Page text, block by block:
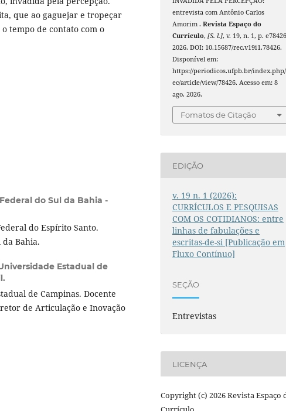
que ao gaguejar e tropeçar
tempo de contato com o
do Sul da Bahia -
do Espírito Santo.
Bahia.
Estadual de
de Campinas. Docente
de Articulação e Inovação
entrevista com Antônio Carlos
Amorim .Revista Espaço do
Currículo,[S. l.], v. 19, n. 1, p.
2026. DOI: 10.15687/rec.v19i1.78426.
Disponível em:
https://periodicos.ufpb.br/
ec/article/view/78426. Acesso em: 8
ago. 2026.
Fomatos de Citação
EDIÇÃO
v. 19 n. 1 (2026):
CURRÍCULOS E PESQUISAS
COM OS COTIDIANOS: entre
linhas de fabulações e
escritas-de-si [Publicação em
Fluxo Contínuo]
SEÇÃO
Entrevistas
LICENÇA
Copyright (c) 2026 Revista Espaço